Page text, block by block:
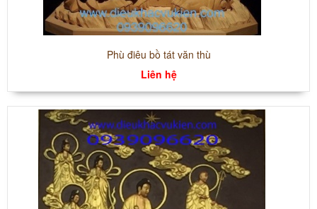
Phù điêu bồ tát văn thù
Liên hệ